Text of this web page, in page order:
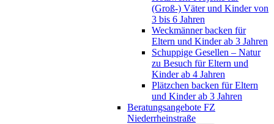
(Groß-) Väter und Kinder von
3 bis 6 Jahren
Weckmänner backen für
Eltern und Kinder ab 3 Jahren
Schuppige Gesellen – Natur
zu Besuch für Eltern und
Kinder ab 4 Jahren
Plätzchen backen für Eltern
und Kinder ab 3 Jahren
Beratungsangebote FZ
Niederrheinstraße